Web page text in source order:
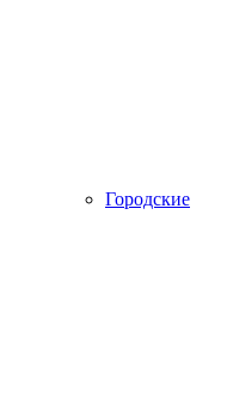
Городские